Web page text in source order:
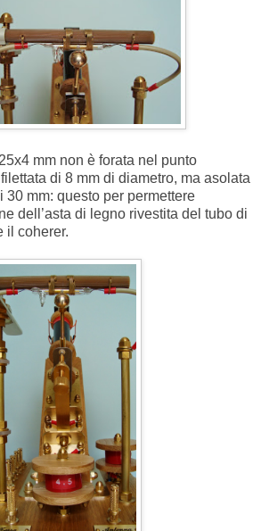
mm non è forata nel punto
di 8 mm di diametro, ma asolata
30 mm: questo per permettere
dell’asta di legno rivestita del tubo di
il coherer.